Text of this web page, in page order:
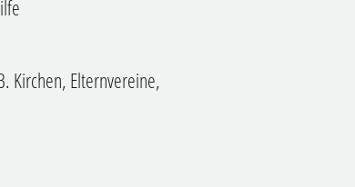
Kirchen, Elternvereine,